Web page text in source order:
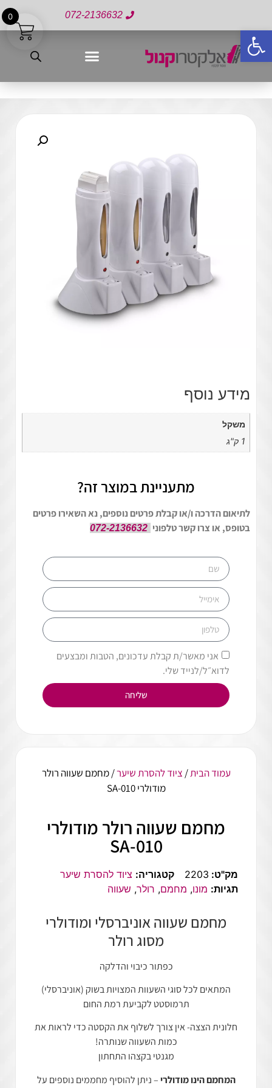
פתח סרגל נגישות
072-2136632
עמוד הבית/ ציוד להסרת שיער/ מחמם שעווה רולר
מודולרי SA-010
מחמם שעווה רולר מודולרי
SA-010
מק"ט: 2203 קטגוריה: ציוד להסרת שיער
תגיות: מונו, מחמם, רולר, שעווה
מחמם שעווה אוניברסלי ומודולרי
מסוג רולר
כפתור כיבוי והדלקה
המתאים לכל סוגי השעוות המצויות בשוק (אוניברסלי)
תרמוסטט לקביעת רמת החום
חלונית הצצה- אין צורך לשלוף את הקסטה כדי לראות את
כמות השעווה שנותרה!
מגנטי בקצהו התחתון
המחמם הינו מודולרי– ניתן להוסיף מחממים נוספים על
מידע נוסף
משקל
1 ק"ג
מתעניינת במוצר זה?
לתיאום הדרכה ו/או קבלת פרטים נוספים, נא השאירו פרטים
בטופס, או צרו קשר טלפוני 072-2136632
אני מאשר/ת קבלת עדכונים, הטבות ומבצעים
לדוא״ל/לנייד שלי.
שליחה
0